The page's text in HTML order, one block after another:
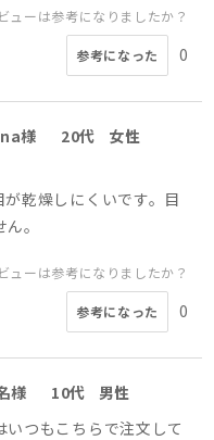
ューは参考になりましたか？
参考になった 0
様 20代
女性
乾燥しにくいです。目
。
ューは参考になりましたか？
参考になった 0
様 10代
男性
つもこちらで注文して